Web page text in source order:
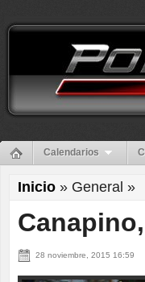
Calendarios
Inicio » General »
28 noviembre, 2015 16:59